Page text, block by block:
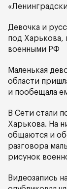
Девочка и
под Харькова,
военными РФ
Маленькая
области
и пообещала
В Сети стали
Харькова. На
общаются и
разговора
рисунок
Видеозапись